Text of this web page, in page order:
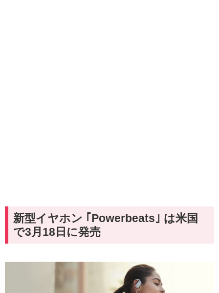
新型イヤホン ｢Powerbeats｣ は米国
で3月18日に発売